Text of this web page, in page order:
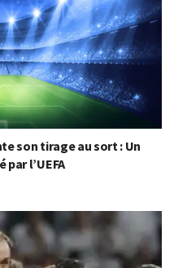
son tirage au sort : Un
l’UEFA